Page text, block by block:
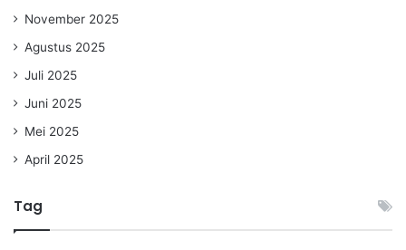
November 2025
Agustus 2025
Juli 2025
Juni 2025
Mei 2025
April 2025
Tag